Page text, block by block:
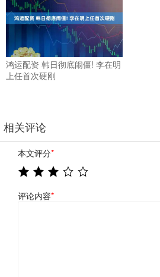
鸿运配资 韩日彻底闹僵! 李在明
上任首次硬刚
相关评论
本文评分*
评论内容*